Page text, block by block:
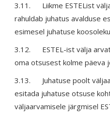
3.11. Liikme ESTEList
rahuldab juhatus avalduse
esimesel juhatuse
3.12. ESTEL-ist välja
oma otsusest kolme
3.13. Juhatuse poolt
esitada juhatuse otsuse
väljaarvamisele järgmisel